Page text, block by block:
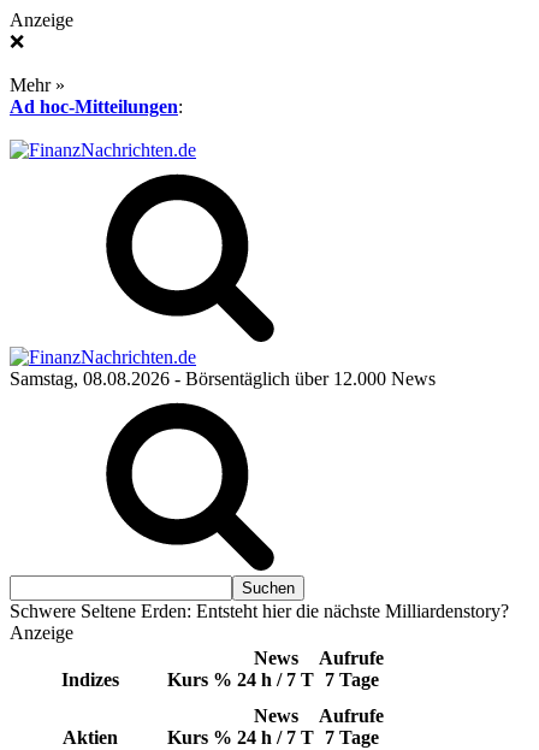
Anzeige
❌
Mehr »
Ad hoc-Mitteilungen:
Samstag, 08.08.2026 - Börsentäglich über 12.000 News
Schwere Seltene Erden: Entsteht hier die nächste Milliardenstory?
Anzeige
Indizes Kurs %
News
24 h / 7 T
Aufrufe
7 Tage
Aktien Kurs %
News
24 h / 7 T
Aufrufe
7 Tage